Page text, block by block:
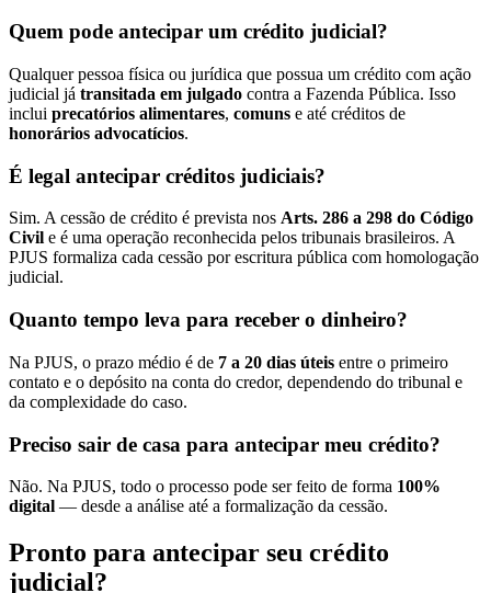
Quem pode antecipar um crédito judicial?
Qualquer pessoa física ou jurídica que possua um crédito com ação
judicial já transitada em julgado contra a Fazenda Pública. Isso
inclui precatórios alimentares, comuns e até créditos de
honorários advocatícios.
É legal antecipar créditos judiciais?
Sim. A cessão de crédito é prevista nos Arts. 286 a 298 do Código
Civil e é uma operação reconhecida pelos tribunais brasileiros. A
PJUS formaliza cada cessão por escritura pública com homologação
judicial.
Quanto tempo leva para receber o dinheiro?
Na PJUS, o prazo médio é de 7 a 20 dias úteis entre o primeiro
contato e o depósito na conta do credor, dependendo do tribunal e
da complexidade do caso.
Preciso sair de casa para antecipar meu crédito?
Não. Na PJUS, todo o processo pode ser feito de forma 100%
digital — desde a análise até a formalização da cessão.
Pronto para antecipar seu crédito
judicial?